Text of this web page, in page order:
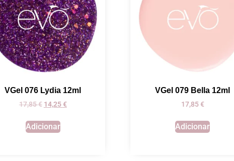
VGel 076 Lydia 12ml
17,85€ 14,25€
Adicionar
VGel 079 Bella 12ml
17,85€
Adicionar